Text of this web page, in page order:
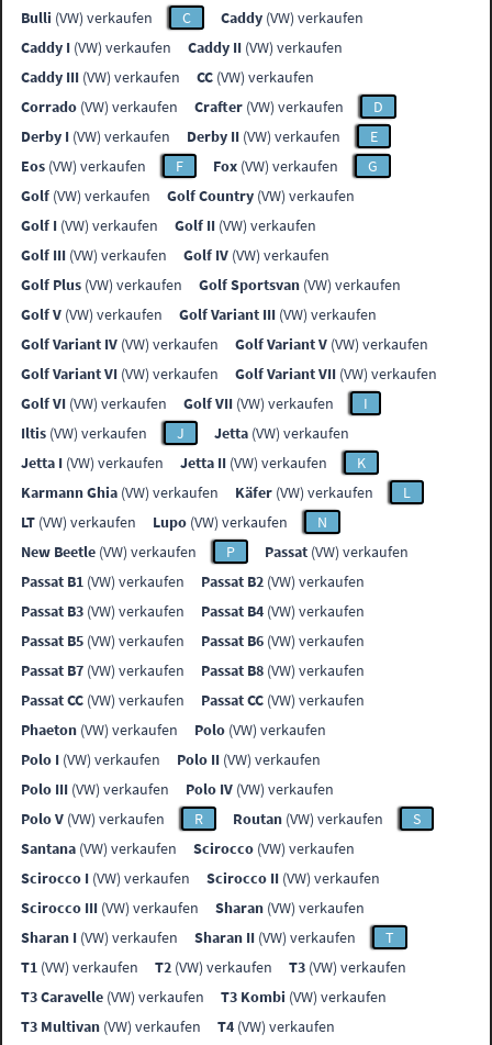
Bulli (VW) verkaufen C Caddy (VW) verkaufen
Caddy I (VW) verkaufen Caddy II (VW) verkaufen
Caddy III (VW) verkaufen CC (VW) verkaufen
Corrado (VW) verkaufen Crafter (VW) verkaufen
D
Derby I (VW) verkaufen Derby II (VW) verkaufen
E
Eos (VW) verkaufen F Fox (VW) verkaufen
G
Golf (VW) verkaufen Golf Country (VW) verkaufen
Golf I (VW) verkaufen Golf II (VW) verkaufen
Golf III (VW) verkaufen Golf IV (VW) verkaufen
Golf Plus (VW) verkaufen Golf Sportsvan (VW) verkaufen
Golf V (VW) verkaufen Golf Variant III (VW) verkaufen
Golf Variant IV (VW) verkaufen Golf Variant V (VW) verkaufen
Golf Variant VI (VW) verkaufen Golf Variant VII (VW) verkaufen
Golf VI (VW) verkaufen Golf VII (VW) verkaufen
I
Iltis (VW) verkaufen J Jetta (VW) verkaufen
Jetta I (VW) verkaufen Jetta II (VW) verkaufen
K
Karmann Ghia (VW) verkaufen Käfer (VW) verkaufen
L
LT (VW) verkaufen Lupo (VW) verkaufen
N
New Beetle (VW) verkaufen P Passat (VW) verkaufen
Passat B1 (VW) verkaufen Passat B2 (VW) verkaufen
Passat B3 (VW) verkaufen Passat B4 (VW) verkaufen
Passat B5 (VW) verkaufen Passat B6 (VW) verkaufen
Passat B7 (VW) verkaufen Passat B8 (VW) verkaufen
Passat CC (VW) verkaufen Passat CC (VW) verkaufen
Phaeton (VW) verkaufen Polo (VW) verkaufen
Polo I (VW) verkaufen Polo II (VW) verkaufen
Polo III (VW) verkaufen Polo IV (VW) verkaufen
Polo V (VW) verkaufen R Routan (VW) verkaufen
S
Santana (VW) verkaufen Scirocco (VW) verkaufen
Scirocco I (VW) verkaufen Scirocco II (VW) verkaufen
Scirocco III (VW) verkaufen Sharan (VW) verkaufen
Sharan I (VW) verkaufen Sharan II (VW) verkaufen
T
T1 (VW) verkaufen T2 (VW) verkaufen T3 (VW) verkaufen
T3 Caravelle (VW) verkaufen T3 Kombi (VW) verkaufen
T3 Multivan (VW) verkaufen T4 (VW) verkaufen